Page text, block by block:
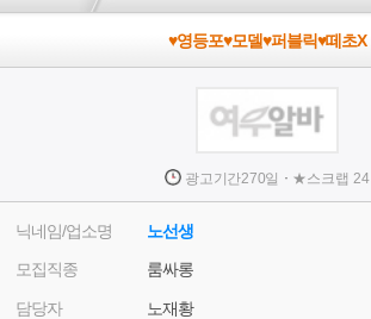
♥영등포♥모델♥퍼블릭♥떼초X
광고기간270일 · ★스크랩 24
닉네임/업소명
노선생
모집직종
룸싸롱
담당자 노재황